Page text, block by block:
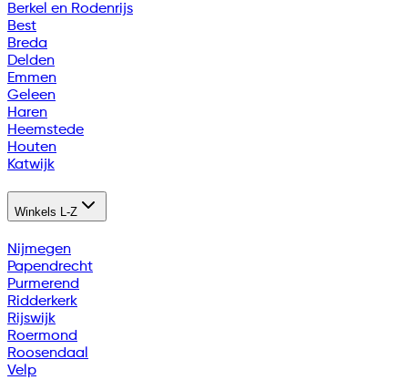
Berkel en Rodenrijs
Best
Breda
Delden
Emmen
Geleen
Haren
Heemstede
Houten
Katwijk
Winkels L-Z
Nijmegen
Papendrecht
Purmerend
Ridderkerk
Rijswijk
Roermond
Roosendaal
Velp